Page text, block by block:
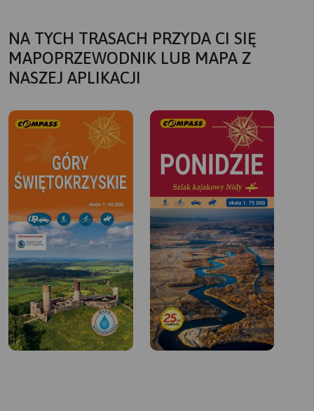
NA TYCH TRASACH PRZYDA CI SIĘ
MAPOPRZEWODNIK LUB MAPA Z
NASZEJ APLIKACJI